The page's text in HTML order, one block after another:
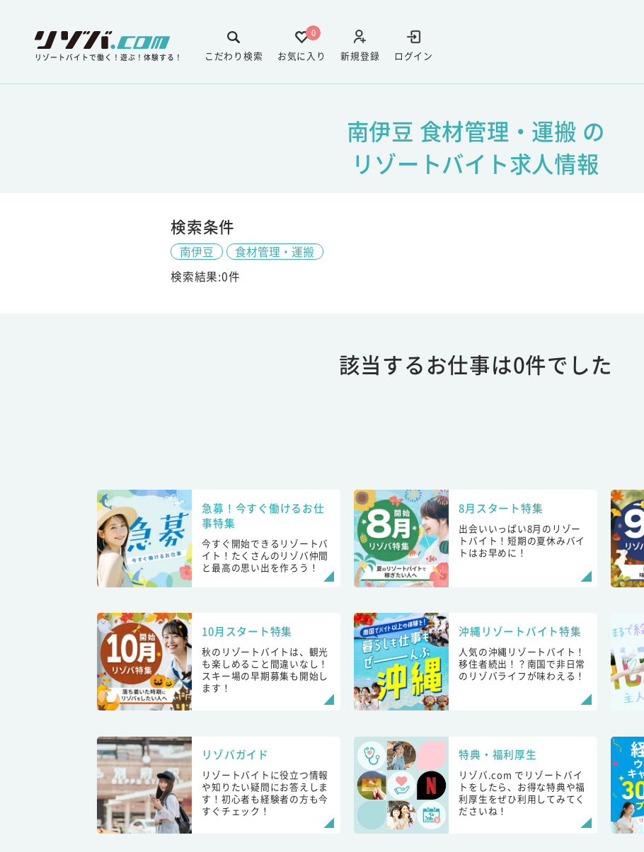
リゾートバイトで働く！遊ぶ！体験する！ ログイン
新規登録
0
お気に入り
こだわり検索
南伊豆 食材管理・運搬 の
リゾートバイト求人情報
検索条件
南伊豆
食材管理・運搬
検索結果:0件
該当するお仕事は0件でした
急募！今すぐ働けるお仕
事特集
今すぐ開始できるリゾートバ
イト！たくさんのリゾバ仲間
と最高の思い出を作ろう！
8月スタート特集
出会いいっぱい8月のリゾー
トバイト！短期の夏休みバイ
トはお早めに！
10月スタート特集
秋のリゾートバイトは、観光
も楽しめること間違いなし！
スキー場の早期募集も開始し
ます！
沖縄リゾートバイト特集
人気の沖縄リゾートバイト！
移住者続出！？南国で非日常
のリゾバライフが味わえる！
リゾバガイド
リゾートバイトに役立つ情報
や知りたい疑問にお答えしま
す！初心者も経験者の方も今
すぐチェック！
特典・福利厚生
リゾバ.com でリゾートバイ
トをしたら、お得な特典や福
利厚生をぜひ利用してみてく
ださいね！